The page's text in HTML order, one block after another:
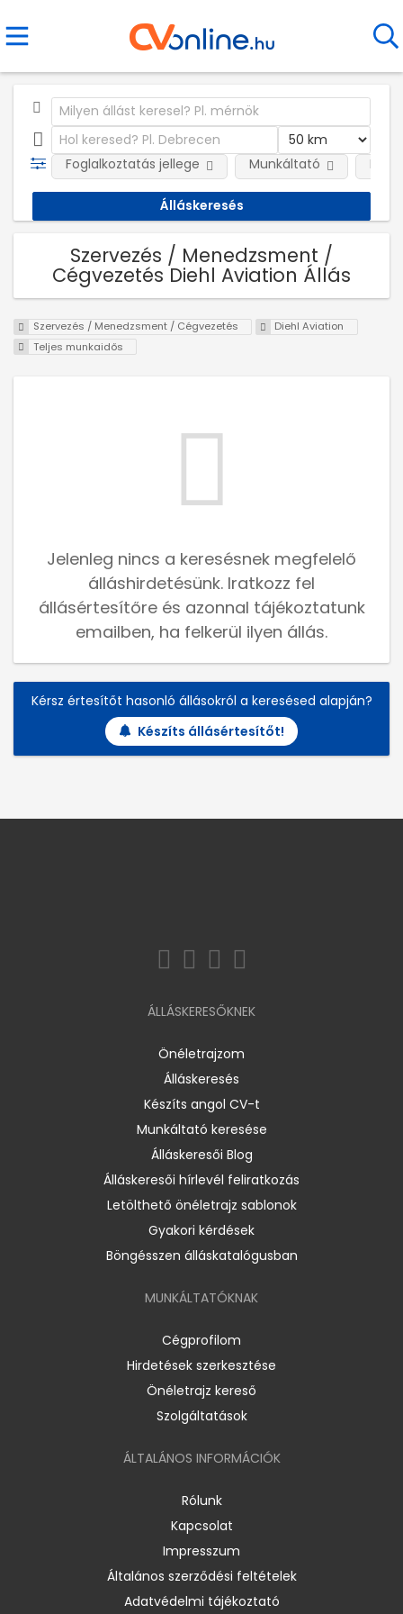
Foglalkoztatás jellege Munkáltató
Szervezés / Menedzsment /
Cégvezetés Diehl Aviation Állás
Szervezés / Menedzsment / Cégvezetés
Diehl Aviation
Teljes munkaidős
Jelenleg nincs a keresésnek megfelelő
álláshirdetésünk. Iratkozz fel
állásértesítőre és azonnal tájékoztatunk
emailben, ha felkerül ilyen állás.
Kérsz értesítőt hasonló állásokról a keresésed alapján?
Készíts állásértesítőt!
ÁLLÁSKERESŐKNEK
Önéletrajzom
Álláskeresés
Készíts angol CV-t
Munkáltató keresése
Álláskeresői Blog
Álláskeresői hírlevél feliratkozás
Letölthető önéletrajz sablonok
Gyakori kérdések
Böngésszen álláskatalógusban
MUNKÁLTATÓKNAK
Cégprofilom
Hirdetések szerkesztése
Önéletrajz kereső
Szolgáltatások
ÁLTALÁNOS INFORMÁCIÓK
Rólunk
Kapcsolat
Impresszum
Általános szerződési feltételek
Adatvédelmi tájékoztató